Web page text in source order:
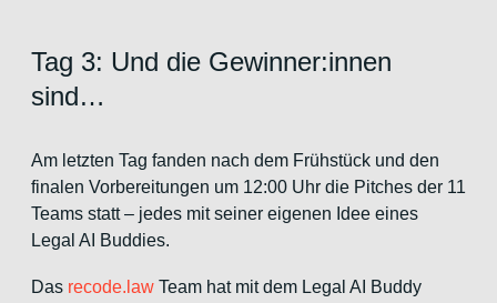
Tag 3: Und die Gewinner:innen
sind…
Am letzten Tag fanden nach dem Frühstück und den
finalen Vorbereitungen um 12:00 Uhr die Pitches der 11
Teams statt – jedes mit seiner eigenen Idee eines
Legal AI Buddies.
Das recode.law Team hat mit dem Legal AI Buddy